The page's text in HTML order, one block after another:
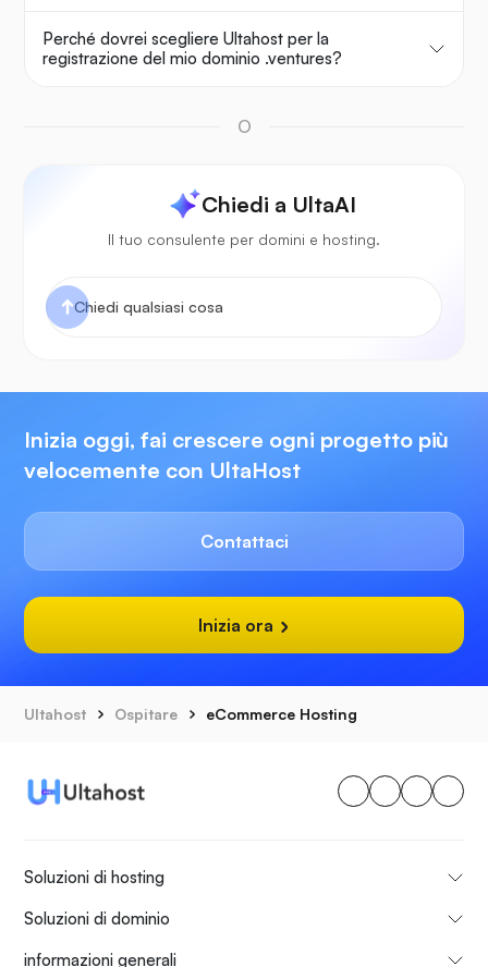
Perché dovrei scegliere Ultahost per la
registrazione del mio dominio .ventures?
O
Chiedi a UltaAI
Il tuo consulente per domini e hosting.
Inizia oggi, fai crescere ogni progetto più
velocemente con UltaHost
Contattaci
Inizia ora
Ultahost Ospitare eCommerce Hosting
Soluzioni di hosting
Soluzioni di dominio
informazioni generali